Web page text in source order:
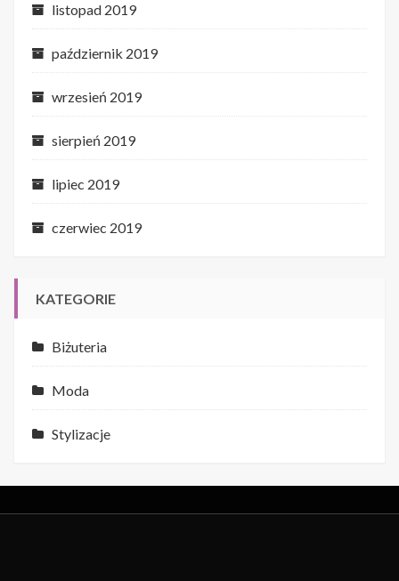
listopad 2019
październik 2019
wrzesień 2019
sierpień 2019
lipiec 2019
czerwiec 2019
KATEGORIE
Biżuteria
Moda
Stylizacje